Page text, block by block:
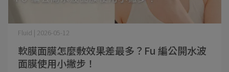
軟膜面膜怎麼敷效果差最多？Fu 編公開水波
面膜使用小撇步！
Fluid | 2026-05-12